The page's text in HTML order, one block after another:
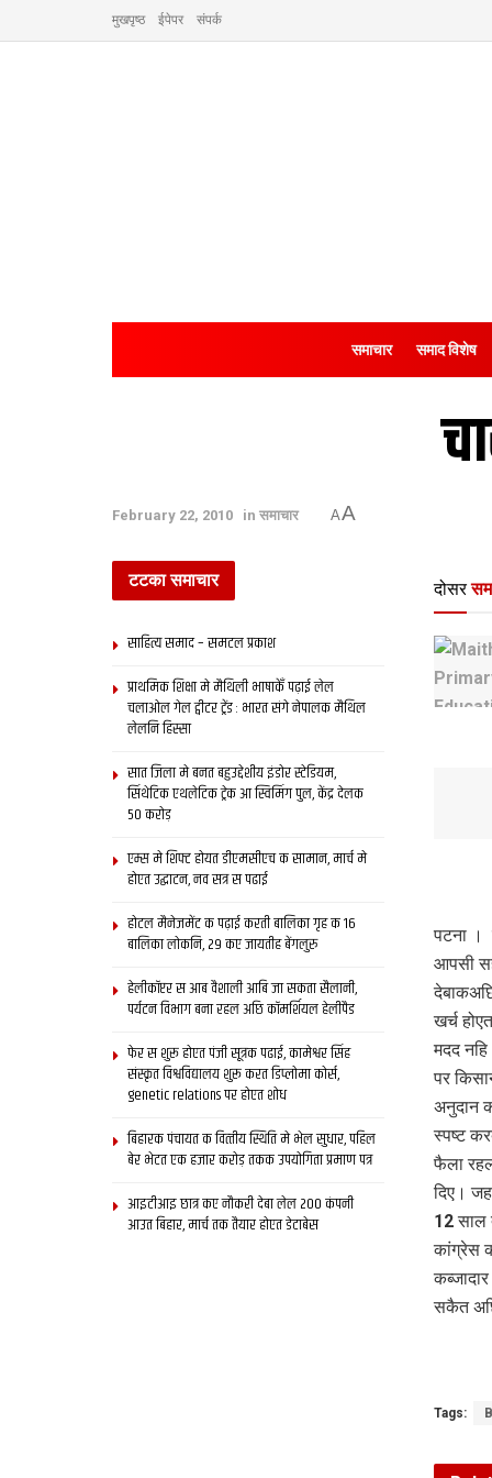
मुखपृष्ठ ईपेपर संपर्क
समाचार समाद विशेष
February 22, 2010 in समाचार AA
दोसर
पटना ।
आपसी
खर्च
मदद
पर
अनुदान
स्पष्ट
फैला
दिए।
12 साल
कांग्रेस
सकैत
Tags:
टटका समाचार
साहित्य समाद – समटल प्रकाश
प्राथमिक शि‍क्षा मे मैथि‍ली भाषाकेँ पढ़ाई लेल
चलाओल गेल ट्वीटर ट्रेंड : भारत संगे नेपालक मैथिल
लेलनि हिस्सा
सात जिला मे बनत बहुउद्देशीय इंडोर स्‍टेडि‍यम,
सिंथेटिक एथलेटिक ट्रेक आ स्विमिंग पुल, केंद्र देलक
50 करोड़
एम्स मे शिफ्ट होयत डीएमसीएच क सामान, मार्च मे
होएत उद्घाटन, नव सत्र स पढाई
होटल मैनेजमेंट क पढ़ाई करती बालिका गृह क 16
बालिका लोकनि, 29 कए जायतीह बेंगलुरु
हेलीकॉप्टर स आब वैशाली आबि जा सकता सैलानी,
पर्यटन विभाग बना रहल अछि कॉमर्शियल हेलीपैड
फेर स शुरू होएत पंजी सूत्रक पढाई, कामेश्वर सिंह
संस्कृत विश्वविद्यालय शुरू करत डिप्लोमा कोर्स,
genetic relations पर होएत शोध
बिहारक पंचायत क वित्‍तीय स्थिति मे भेल सुधार, पहिल
बेर भेटत एक हजार करोड़ तकक उपयोगिता प्रमाण पत्र
आइटीआइ छात्र कए नौकरी देबा लेल 200 कंपनी
आउत बिहार, मार्च तक तैयार होएत डेटाबेस